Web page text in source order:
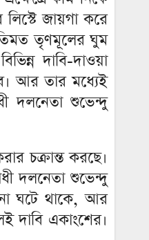
জায়গা করে
তৃণমূলের ঘুম
দাবি-দাওয়া
আর তার মধ্যেই
দলনেতা শুভেন্দু
চক্রান্ত করছে।
দলনেতা শুভেন্দু
ঘটে থাকে, আর
দাবি একাংশের।